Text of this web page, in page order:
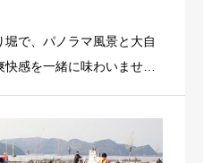
で、パノラマ風景と大自
感を一緒に味わいません